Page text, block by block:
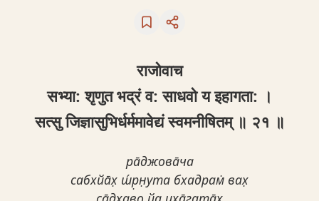
राजोवाच
सभ्या: श‍ृणुत भद्रं व: साधवो य इहागता: ।
सत्सु जिज्ञासुभिर्धर्ममावेद्यं स्वमनीषितम् ॥ २१ ॥
ра̄джова̄ча
сабхйа̄х̣ ш́р̣н̣ута бхадрам̇ вах̣